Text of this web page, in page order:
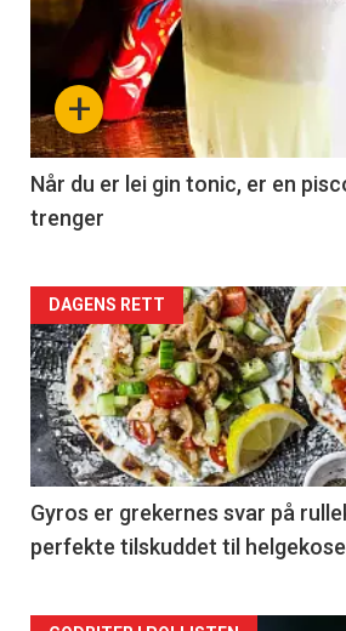
+
Når du er lei gin tonic, er en
trenger
Forsiden
akkurat
nå
-
2
DAGENS RETT
Gyros er grekernes svar på
perfekte tilskuddet til